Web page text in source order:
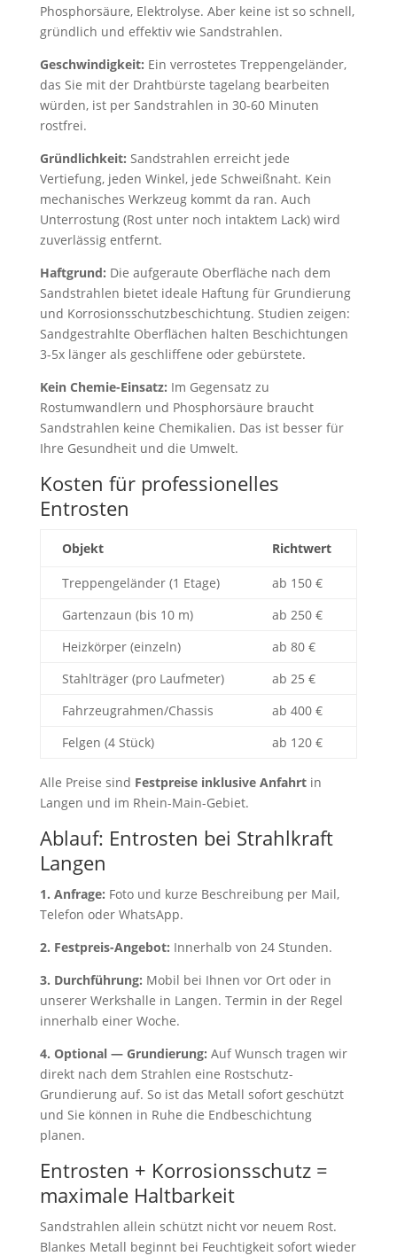
Phosphorsäure, Elektrolyse. Aber keine ist so schnell,
gründlich und effektiv wie Sandstrahlen.
Geschwindigkeit: Ein verrostetes Treppengeländer,
das Sie mit der Drahtbürste tagelang bearbeiten
würden, ist per Sandstrahlen in 30-60 Minuten
rostfrei.
Gründlichkeit: Sandstrahlen erreicht jede
Vertiefung, jeden Winkel, jede Schweißnaht. Kein
mechanisches Werkzeug kommt da ran. Auch
Unterrostung (Rost unter noch intaktem Lack) wird
zuverlässig entfernt.
Haftgrund: Die aufgeraute Oberfläche nach dem
Sandstrahlen bietet ideale Haftung für Grundierung
und Korrosionsschutzbeschichtung. Studien zeigen:
Sandgestrahlte Oberflächen halten Beschichtungen
3-5x länger als geschliffene oder gebürstete.
Kein Chemie-Einsatz: Im Gegensatz zu
Rostumwandlern und Phosphorsäure braucht
Sandstrahlen keine Chemikalien. Das ist besser für
Ihre Gesundheit und die Umwelt.
Kosten für professionelles
Entrosten
Objekt Richtwert
Treppengeländer (1 Etage)
ab 150 €
Gartenzaun (bis 10 m)
ab 250 €
Heizkörper (einzeln)
ab 80 €
Stahlträger (pro Laufmeter)
ab 25 €
Fahrzeugrahmen/Chassis
ab 400 €
Felgen (4 Stück)
ab 120 €
Alle Preise sind Festpreise inklusive Anfahrtin
Langen und im Rhein-Main-Gebiet.
Ablauf: Entrosten bei Strahlkraft
Langen
1. Anfrage: Foto und kurze Beschreibung per Mail,
Telefon oder WhatsApp.
2. Festpreis-Angebot: Innerhalb von 24 Stunden.
3. Durchführung: Mobil bei Ihnen vor Ort oder in
unserer Werkshalle in Langen. Termin in der Regel
innerhalb einer Woche.
4. Optional — Grundierung: Auf Wunsch tragen wir
direkt nach dem Strahlen eine Rostschutz-
Grundierung auf. So ist das Metall sofort geschützt
und Sie können in Ruhe die Endbeschichtung
planen.
Entrosten + Korrosionsschutz =
maximale Haltbarkeit
Sandstrahlen allein schützt nicht vor neuem Rost.
Blankes Metall beginnt bei Feuchtigkeit sofort wieder